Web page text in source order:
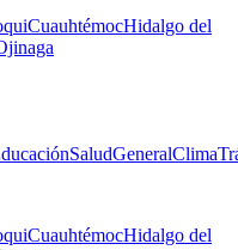
CuauhtémocHidalgo del
SaludGeneralClima
CuauhtémocHidalgo del